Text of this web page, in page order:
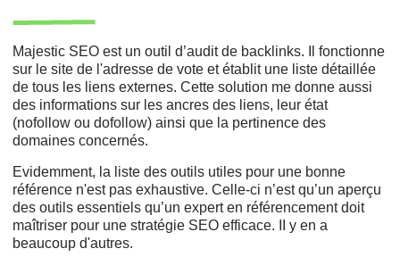
Majestic SEO est un outil d’audit de backlinks. Il fonctionne
sur le site de l'adresse de vote et établit une liste détaillée
de tous les liens externes. Cette solution me donne aussi
des informations sur les ancres des liens, leur état
(nofollow ou dofollow) ainsi que la pertinence des
domaines concernés.
Evidemment, la liste des outils utiles pour une bonne
référence n'est pas exhaustive. Celle-ci n’est qu’un aperçu
des outils essentiels qu’un expert en référencement doit
maîtriser pour une stratégie SEO efficace. II y en a
beaucoup d'autres.